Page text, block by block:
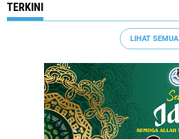
TERKINI
LIHAT SEMUA